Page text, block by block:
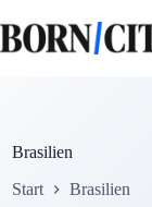
Inhalt
springen
Brasilien
Start Brasilien